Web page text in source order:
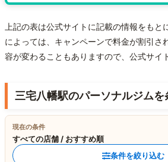
上記の表は公式サイトに記載の情報をもと
によっては、キャンペーンで料金が割引さ
容が変わることもありますので、公式サイ
三宅八幡駅のパーソナルジムを
現在の条件
すべての店舗 / おすすめ順
条件を絞り込む